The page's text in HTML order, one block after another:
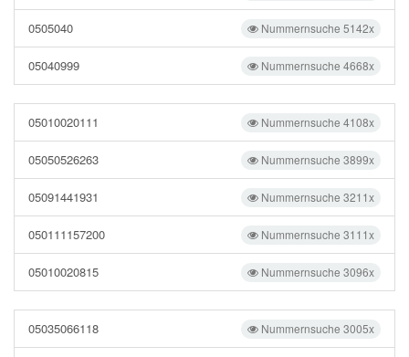
Nummernsuche 5142x
0505040
Nummernsuche 4668x
05040999
Nummernsuche 4108x
05010020111
Nummernsuche 3899x
05050526263
Nummernsuche 3211x
05091441931
Nummernsuche 3111x
050111157200
Nummernsuche 3096x
05010020815
Nummernsuche 3005x
05035066118